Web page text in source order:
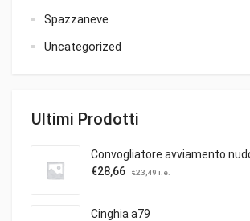
Spazzaneve
Uncategorized
Ultimi Prodotti
Convogliatore avviamento
€28,66 €23,49 i.e.
Cinghia a79